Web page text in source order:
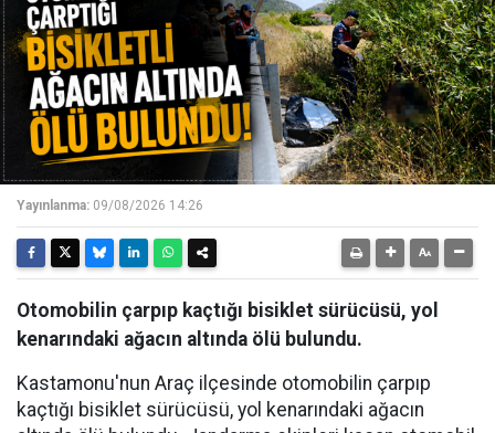
Yayınlanma: 09/08/2026 14:26
Otomobilin çarpıp kaçtığı bisiklet sürücüsü, yol
kenarındaki ağacın altında ölü bulundu.
Kastamonu'nun Araç ilçesinde otomobilin çarpıp
kaçtığı bisiklet sürücüsü, yol kenarındaki ağacın